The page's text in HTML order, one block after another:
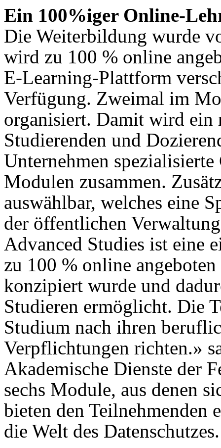
Ein 100%iger Online-
Die Weiterbildung wurde
wird zu 100 % online
E-Learning-Plattform
Verfügung. Zweimal im
organisiert. Damit wird ein
Studierenden und
Unternehmen
Modulen zusammen.
auswählbar, welches eine
der öffentlichen
Advanced Studies ist eine
zu 100 % online
konzipiert wurde und
Studieren ermöglicht. Die
Studium nach ihren
Verpflichtungen richten.»
Akademische Dienste der
sechs Module, aus denen
bieten den
die Welt des Datenschutzes.